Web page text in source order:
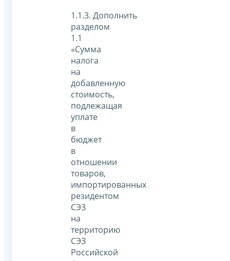
1.1.3. Дополнить
разделом
1.1
«Сумма
налога
на
добавленную
стоимость,
подлежащая
уплате
в
бюджет
в
отношении
товаров,
импортированных
резидентом
СЭЗ
на
территорию
СЭЗ
Российской